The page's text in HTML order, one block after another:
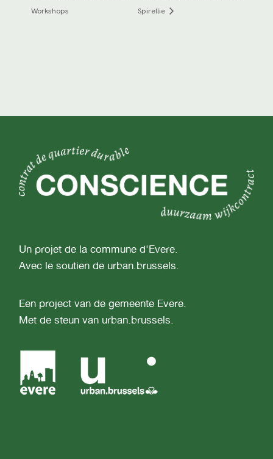
Workshops
Spirellie
Un projet de la commune d'Evere.
Avec le soutien de urban.brussels.
Een project van de gemeente Evere.
Met de steun van urban.brussels.